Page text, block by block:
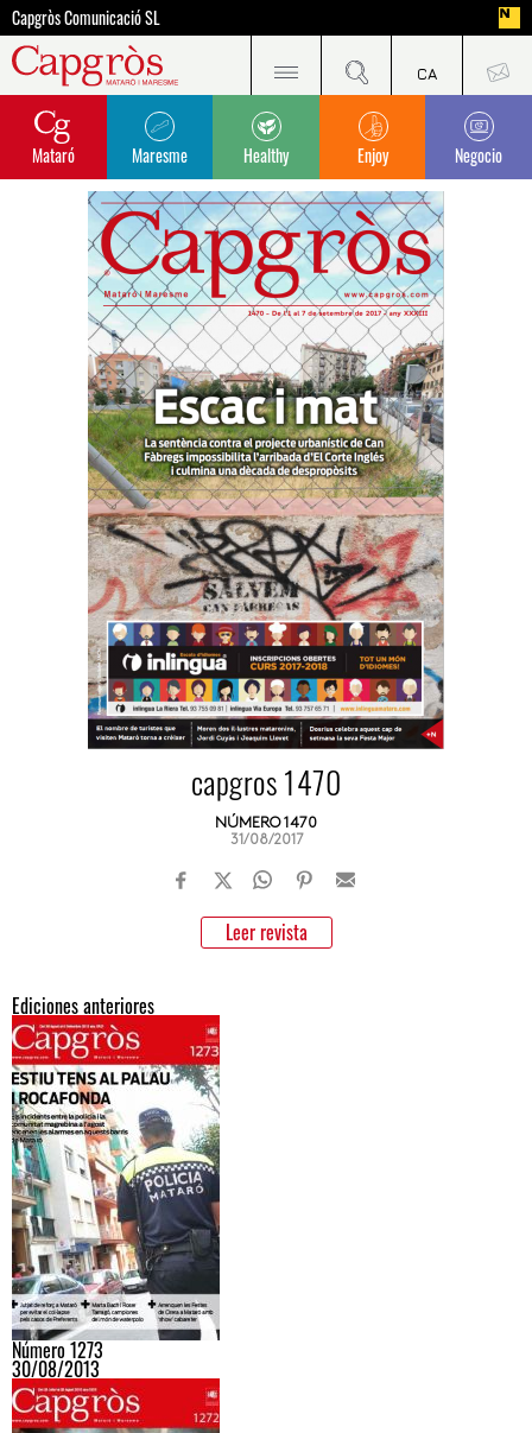
Capgròs Comunicació SL
Mataró Maresme Healthy Enjoy Negocio
capgros 1470
NÚMERO 1470
31/08/2017
Leer revista
Ediciones anteriores
Número 1273
30/08/2013